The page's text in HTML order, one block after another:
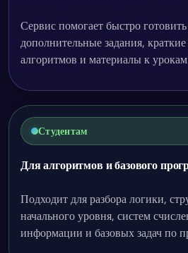
Сервис помогает быстро
дополнительные задания,
алгоритмов и материалы к
Студентам
Для алгоритмов и базового
Подходит для разбора логики,
начального уровня, систем
информации и базовых задач по